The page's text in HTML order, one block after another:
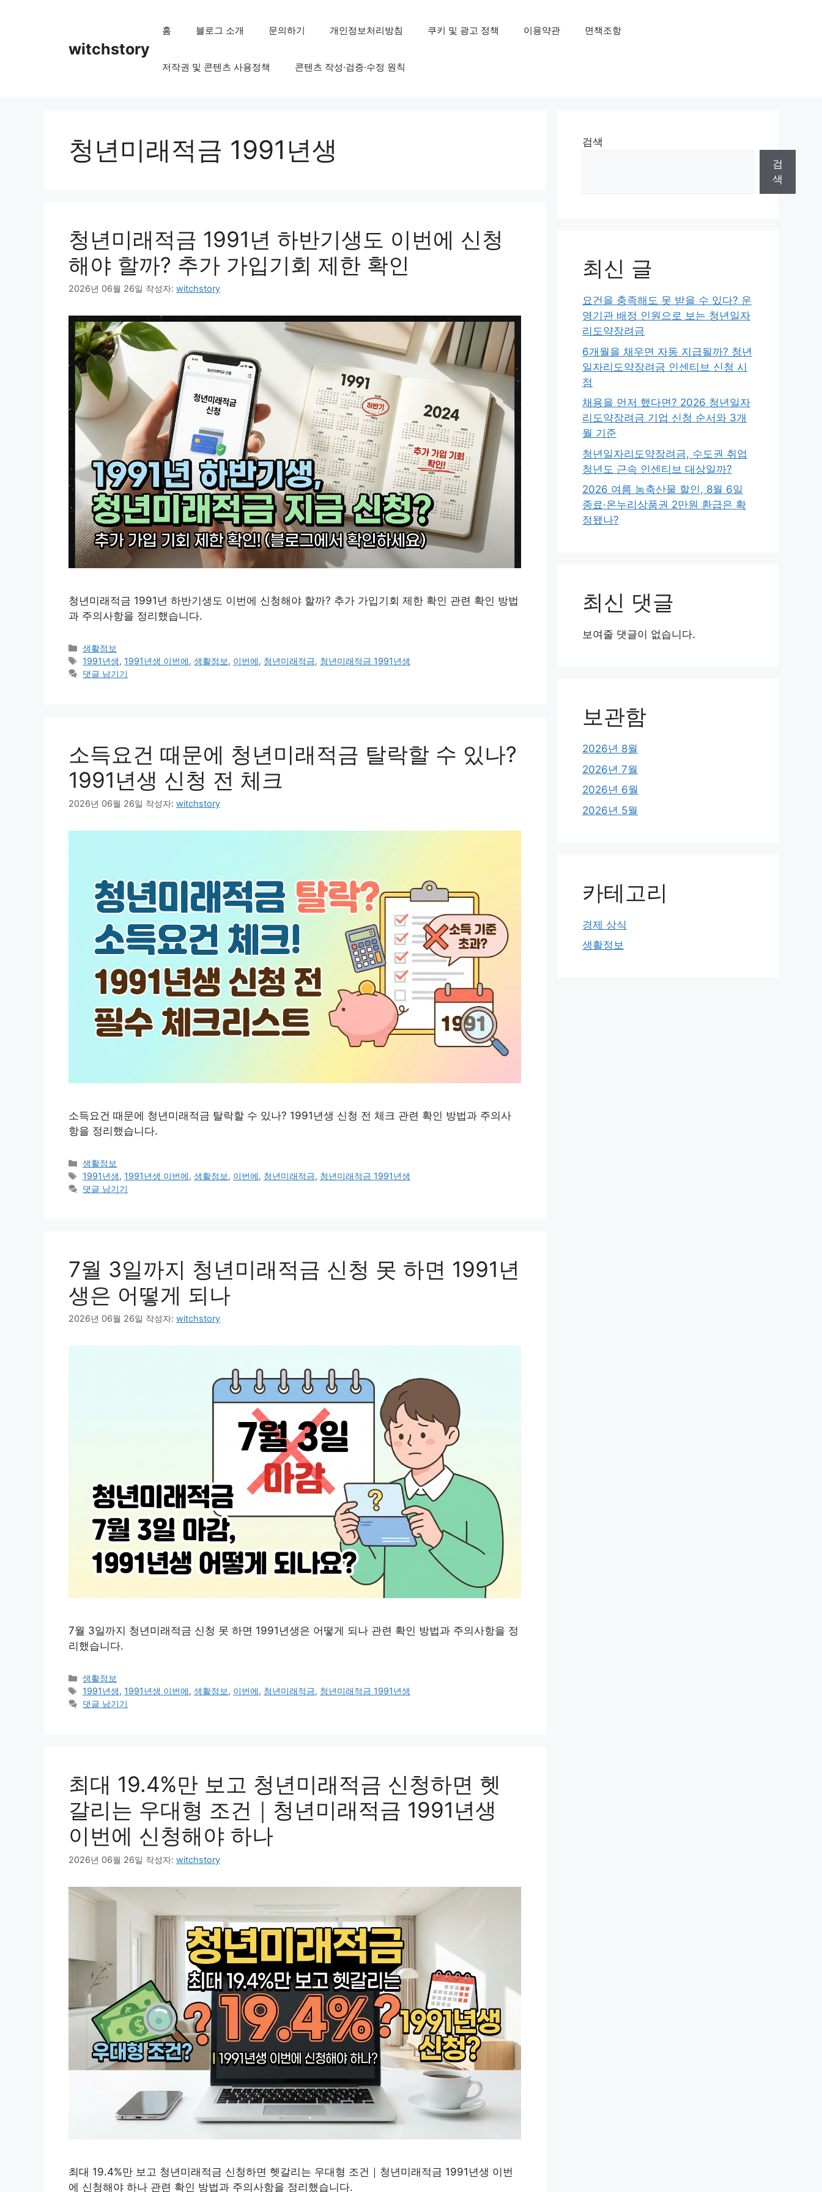
witchstory
홈 블로그 소개 문의하기 개인정보처리방침 쿠키 및 광고 정책 이용약관 면책조항
저작권 및 콘텐츠 사용정책 콘텐츠 작성·검증·수정 원칙
청년미래적금 1991년생
청년미래적금 1991년 하반기생도 이번에 신청
해야 할까? 추가 가입기회 제한 확인
2026년 06월 26일 작성자: witchstory
청년미래적금 1991년 하반기생도 이번에 신청해야 할까? 추가 가입기회 제한 확인 관련 확인 방법
과 주의사항을 정리했습니다.
카
테
고
생활정보
태
그
1991년생, 1991년생 이번에,생활정보, 이번에, 청년미래적금, 청년미래적금 1991년생
댓글 남기기
소득요건 때문에 청년미래적금 탈락할 수 있나?
1991년생 신청 전 체크
2026년 06월 26일 작성자: witchstory
소득요건 때문에 청년미래적금 탈락할 수 있나? 1991년생 신청 전 체크 관련 확인 방법과 주의사
항을 정리했습니다.
카
테
고
생활정보
태
그
1991년생, 1991년생 이번에,생활정보, 이번에, 청년미래적금, 청년미래적금 1991년생
댓글 남기기
7월 3일까지 청년미래적금 신청 못 하면 1991년
생은 어떻게 되나
2026년 06월 26일 작성자: witchstory
7월 3일까지 청년미래적금 신청 못 하면 1991년생은 어떻게 되나 관련 확인 방법과 주의사항을 정
리했습니다.
카
테
고
생활정보
태
그
1991년생, 1991년생 이번에,생활정보, 이번에, 청년미래적금, 청년미래적금 1991년생
댓글 남기기
최대 19.4%만 보고 청년미래적금 신청하면 헷
갈리는 우대형 조건｜청년미래적금 1991년생
이번에 신청해야 하나
2026년 06월 26일 작성자: witchstory
최대 19.4%만 보고 청년미래적금 신청하면 헷갈리는 우대형 조건｜청년미래적금 1991년생 이번
에 신청해야 하나 관련 확인 방법과 주의사항을 정리했습니다.
검색
검
색
최신 글
요건을 충족해도 못 받을 수 있다? 운
영기관 배정 인원으로 보는 청년일자
리도약장려금
6개월을 채우면 자동 지급될까? 청년
일자리도약장려금 인센티브 신청 시
점
채용을 먼저 했다면? 2026 청년일자
리도약장려금 기업 신청 순서와 3개
월 기준
청년일자리도약장려금, 수도권 취업
청년도 근속 인센티브 대상일까?
2026 여름 농축산물 할인, 8월 6일
종료·온누리상품권 2만원 환급은 확
정됐나?
최신 댓글
보여줄 댓글이 없습니다.
보관함
2026년 8월
2026년 7월
2026년 6월
2026년 5월
카테고리
경제 상식
생활정보